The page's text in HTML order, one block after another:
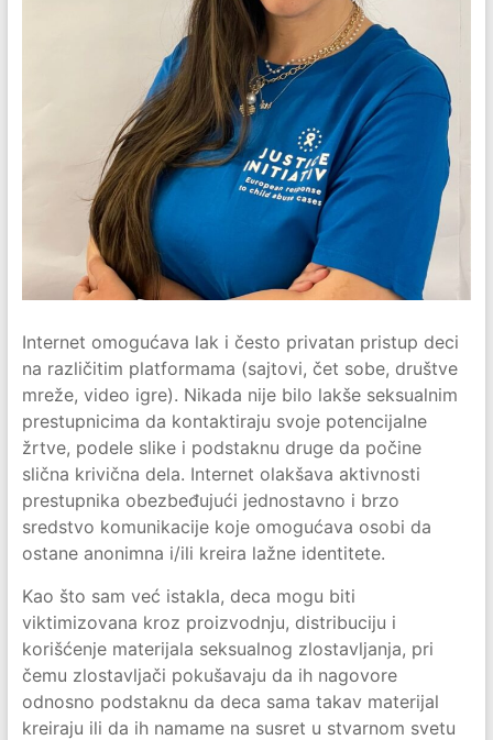
Internet omogućava lak i često privatan pristup deci
na različitim platformama (sajtovi, čet sobe, društve
mreže, video igre). Nikada nije bilo lakše seksualnim
prestupnicima da kontaktiraju svoje potencijalne
žrtve, podele slike i podstaknu druge da počine
slična krivična dela. Internet olakšava aktivnosti
prestupnika obezbeđujući jednostavno i brzo
sredstvo komunikacije koje omogućava osobi da
ostane anonimna i/ili kreira lažne identitete.
Kao što sam već istakla, deca mogu biti
viktimizovana kroz proizvodnju, distribuciju i
korišćenje materijala seksualnog zlostavljanja, pri
čemu zlostavljači pokušavaju da ih nagovore
odnosno podstaknu da deca sama takav materijal
kreiraju ili da ih namame na susret u stvarnom svetu